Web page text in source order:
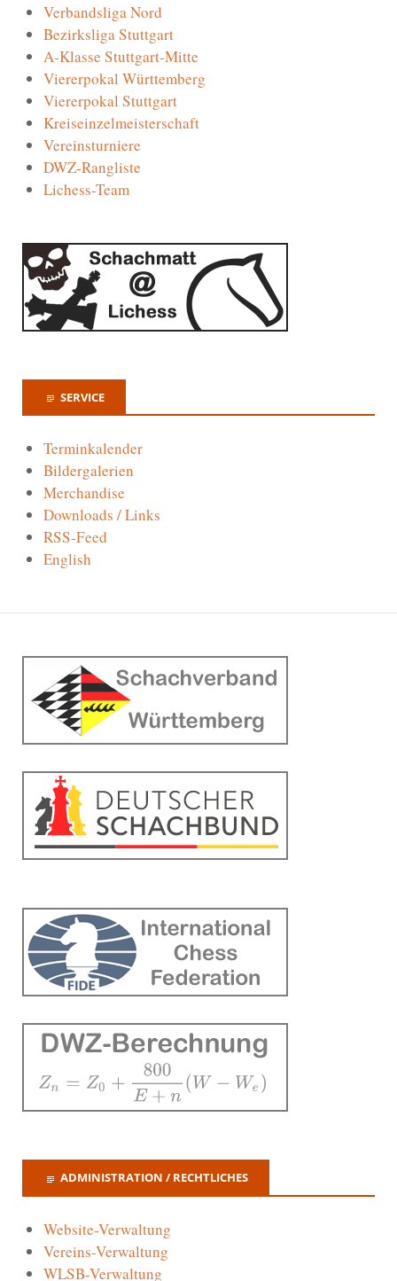
Verbandsliga Nord
Bezirksliga Stuttgart
A-Klasse Stuttgart-Mitte
Viererpokal Württemberg
Viererpokal Stuttgart
Kreiseinzelmeisterschaft
Vereinsturniere
DWZ-Rangliste
Lichess-Team
SERVICE
Terminkalender
Bildergalerien
Merchandise
Downloads / Links
RSS-Feed
English
ADMINISTRATION / RECHTLICHES
Website-Verwaltung
Vereins-Verwaltung
WLSB-Verwaltung